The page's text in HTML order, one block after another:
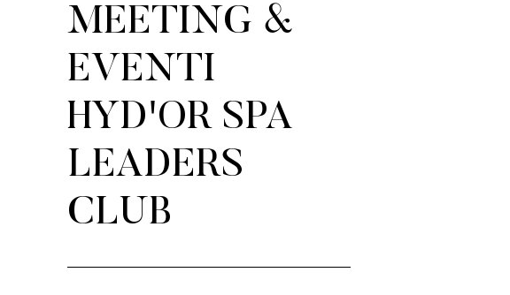
MEETING &
EVENTI
HYD'OR SPA
LEADERS
CLUB